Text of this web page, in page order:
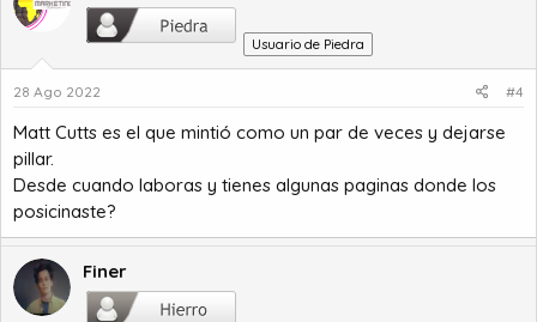
Usuario de Piedra
28 Ago 2022 #4
Matt Cutts es el que mintió como un par de veces y dejarse
pillar.
Desde cuando laboras y tienes algunas paginas donde los
posicinaste?
Finer